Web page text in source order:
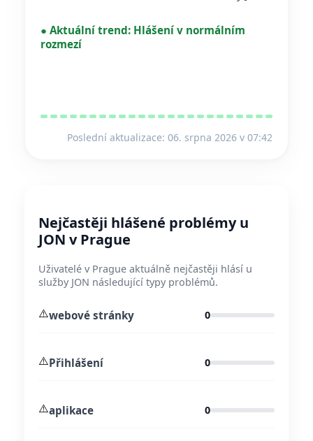
● Aktuální trend: Hlášení v normálním
rozmezí
Poslední aktualizace: 06. srpna 2026 v 07:42
Nejčastěji hlášené problémy u
JON v Prague
Uživatelé v Prague aktuálně nejčastěji hlásí u
služby JON následující typy problémů.
⚠️webové stránky 0
⚠️Přihlášení 0
⚠️aplikace 0